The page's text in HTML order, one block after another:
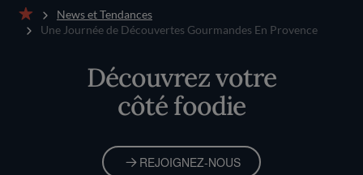
Accueil
News et Tendances
Une Journée de Découvertes Gourmandes En Provence
Découvrez votre
côté foodie
REJOIGNEZ-NOUS